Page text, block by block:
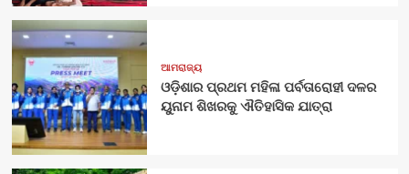
ଆମରାଜ୍ୟ
ଓଡ଼ିଶାର ପ୍ରଥମ ମହିଳା ପର୍ବତାରୋହୀ ଦଳର
ୟୁନାମ ଶିଖରକୁ ଐତିହାସିକ ଯାତ୍ରା